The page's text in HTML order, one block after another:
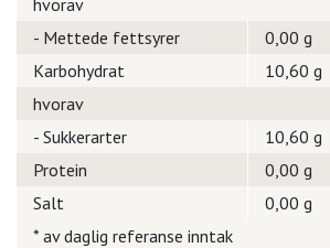
hvorav
- Mettede fettsyrer
0,00 g
Karbohydrat
10,60 g
hvorav
- Sukkerarter
10,60 g
Protein
0,00 g
Salt
0,00 g
* av daglig referanse inntak